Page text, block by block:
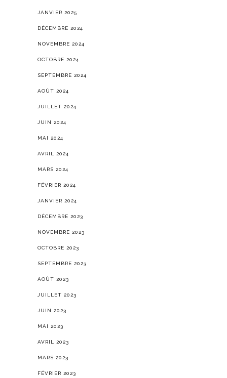
JANVIER 2025
DÉCEMBRE 2024
NOVEMBRE 2024
OCTOBRE 2024
SEPTEMBRE 2024
AOÛT 2024
JUILLET 2024
JUIN 2024
MAI 2024
AVRIL 2024
MARS 2024
FÉVRIER 2024
JANVIER 2024
DÉCEMBRE 2023
NOVEMBRE 2023
OCTOBRE 2023
SEPTEMBRE 2023
AOÛT 2023
JUILLET 2023
JUIN 2023
MAI 2023
AVRIL 2023
MARS 2023
FÉVRIER 2023